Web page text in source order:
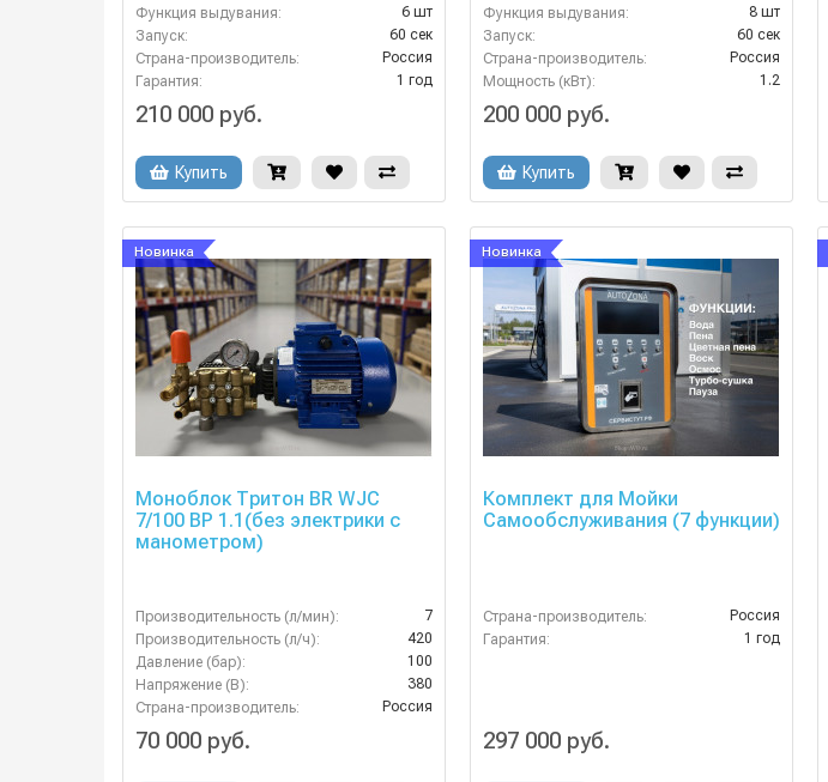
Функция выдувания:
6 шт
Запуск:
60 сек
Страна-производитель:
Россия
Гарантия:
1 год
210 000 руб.
Купить
Функция выдувания:
8 шт
Запуск:
60 сек
Страна-производитель:
Россия
Мощность (кВт):
1.2
200 000 руб.
Купить
Новинка
Моноблок Тритон BR WJC
7/100 BP 1.1(без электрики с
манометром)
Производительность (л/мин):
7
Производительность (л/ч):
420
Давление (бар):
100
Напряжение (В):
380
Страна-производитель:
Россия
70 000 руб.
Новинка
Комплект для Мойки
Самообслуживания (7 функции)
Страна-производитель:
Россия
Гарантия:
1 год
297 000 руб.